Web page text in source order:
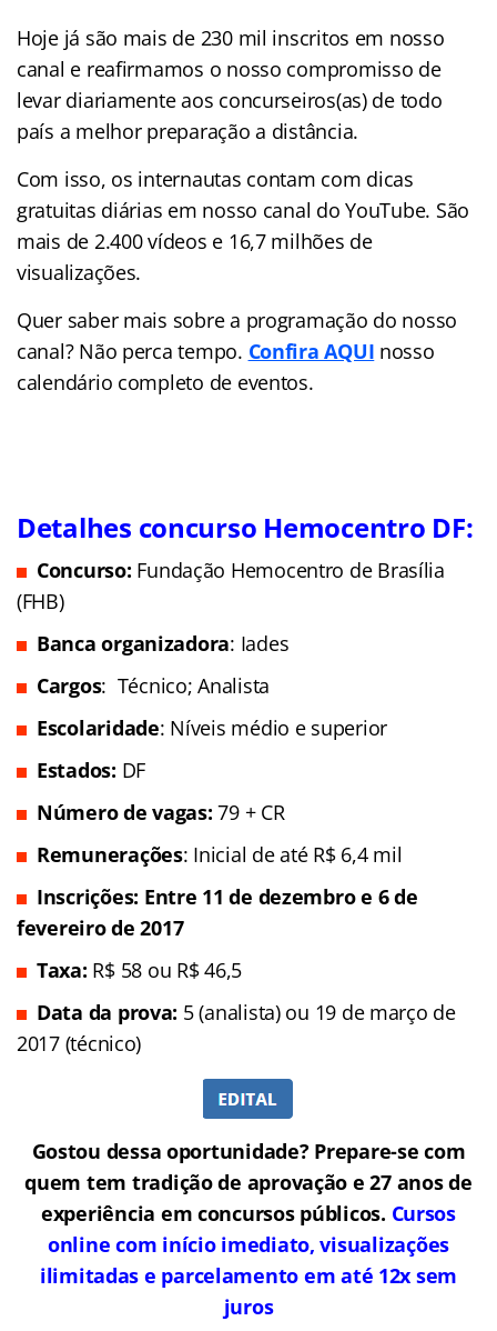
Hoje já são mais de 230 mil inscritos em nosso
canal e reafirmamos o nosso compromisso de
levar diariamente aos concurseiros(as) de todo
país a melhor preparação a distância.
Com isso, os internautas contam com dicas
gratuitas diárias em nosso canal do YouTube. São
mais de 2.400 vídeos e 16,7 milhões de
visualizações.
Quer saber mais sobre a programação do nosso
canal? Não perca tempo. Confira AQUI nosso
calendário completo de eventos.
Detalhes concurso Hemocentro DF:
Concurso: Fundação Hemocentro de Brasília
(FHB)
Banca organizadora: Iades
Cargos: Técnico; Analista
Escolaridade: Níveis médio e superior
Estados: DF
Número de vagas: 79 + CR
Remunerações: Inicial de até R$ 6,4 mil
Inscrições: Entre 11 de dezembro e 6 de
fevereiro de 2017
Taxa: R$ 58 ou R$ 46,5
Data da prova: 5 (analista) ou 19 de março de
2017 (técnico)
Gostou dessa oportunidade? Prepare-se com
quem tem tradição de aprovação e 27 anos de
experiência em concursos públicos. Cursos
online com início imediato, visualizações
ilimitadas e parcelamento em até 12x sem
juros